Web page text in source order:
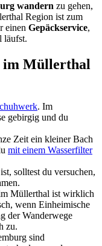
wandern zu gehen,
Region ist zum
einen Gepäckservice,
läufst.
im Müllerthal
. Im
gebirgig und du
Zeit ein kleiner Bach
mit einem Wasserfilter
solltest du versuchen,
Müllerthal ist wirklich
wenn Einheimische
der Wanderwege
zu.
sind